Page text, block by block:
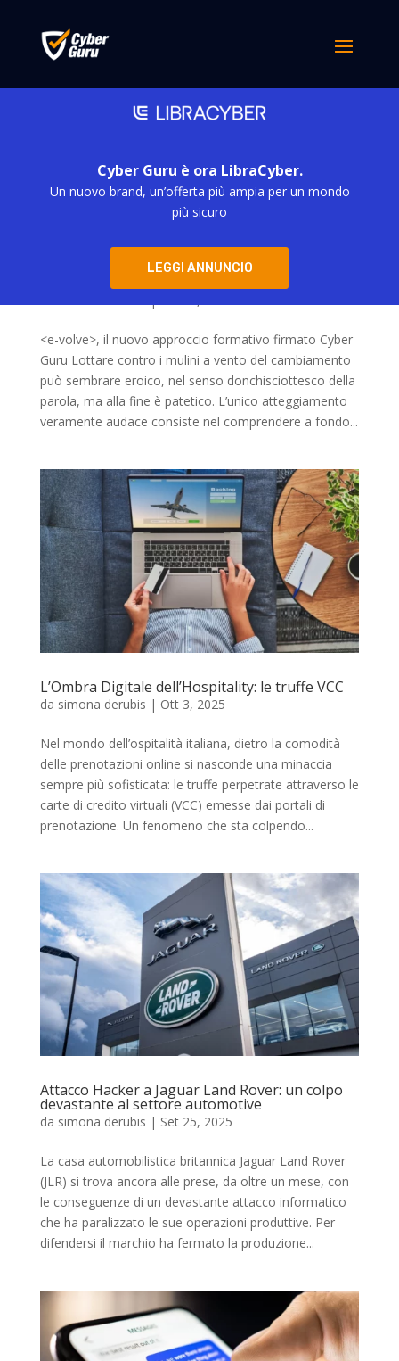
Cyber Guru è ora LibraCyber.
Un nuovo brand, un’offerta più ampia per un mondo
più sicuro
LEGGI ANNUNCIO
Cyber Security: sapere non basta più, bisogna
<e-volve>, il nuovo approccio formativo firmato Cyber
Guru Lottare contro i mulini a vento del cambiamento
può sembrare eroico, nel senso donchisciottesco della
parola, ma alla fine è patetico. L’unico atteggiamento
veramente audace consiste nel comprendere a fondo...
L’Ombra Digitale dell’Hospitality: le truffe VCC
da simona derubis | Ott 3, 2025
Nel mondo dell’ospitalità italiana, dietro la comodità
delle prenotazioni online si nasconde una minaccia
sempre più sofisticata: le truffe perpetrate attraverso le
carte di credito virtuali (VCC) emesse dai portali di
prenotazione. Un fenomeno che sta colpendo...
Attacco Hacker a Jaguar Land Rover: un colpo
devastante al settore automotive
da simona derubis | Set 25, 2025
La casa automobilistica britannica Jaguar Land Rover
(JLR) si trova ancora alle prese, da oltre un mese, con
le conseguenze di un devastante attacco informatico
che ha paralizzato le sue operazioni produttive. Per
difendersi il marchio ha fermato la produzione...